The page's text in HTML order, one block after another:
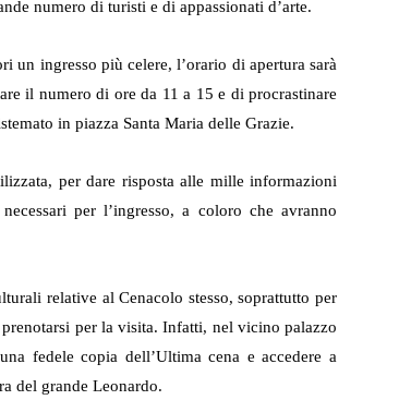
numero di turisti e di appassionati d’arte.
un ingresso più celere, l’orario di apertura sarà
il numero di ore da 11 a 15 e di procrastinare
in piazza Santa Maria delle Grazie.
per dare risposta alle mille informazioni
per l’ingresso,a coloro che avranno
relative al Cenacolo stesso, soprattutto per
per la visita. Infatti, nel vicino palazzo
fedele copia dell’Ultima cena e accedere a
del grande Leonardo.